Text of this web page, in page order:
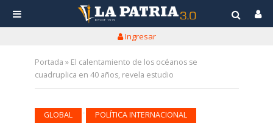
Ingresar
Portada » El calentamiento de los océanos se
cuadruplica en 40 años, revela estudio
GLOBAL POLÍTICA INTERNACIONAL